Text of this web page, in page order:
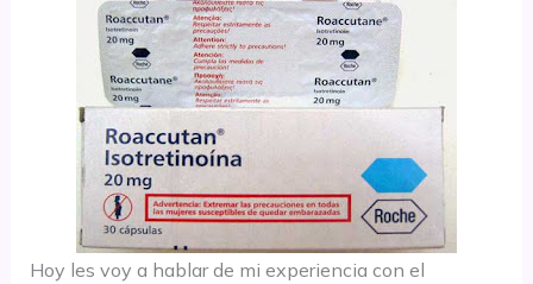
Hoy les voy a hablar de mi experiencia con el